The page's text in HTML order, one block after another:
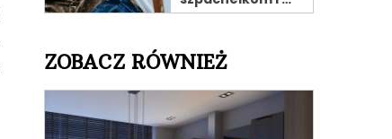
ZOBACZ RÓWNIEŻ